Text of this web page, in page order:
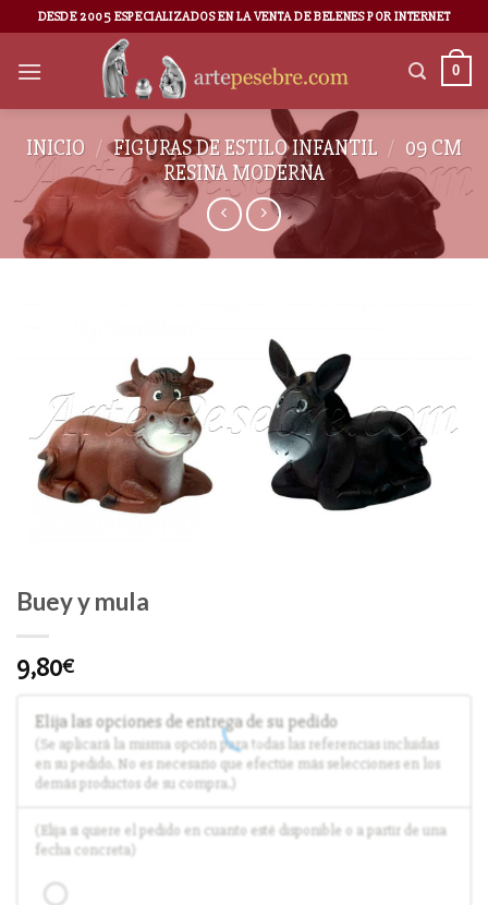
DESDE 2005 ESPECIALIZADOS EN LA VENTA DE BELENES POR INTERNET
0
INICIO / FIGURAS DE ESTILO INFANTIL / 09 CM
RESINA MODERNA
Buey y mula
9,80€
Elija las opciones de entrega de su pedido
(Se aplicará la misma opción para todas las referencias incluidas
en su pedido. No es necesario que efectúe más selecciones en los
demás productos de su compra.)
(Elija si quiere el pedido en cuanto esté disponible o a partir de una
fecha concreta)